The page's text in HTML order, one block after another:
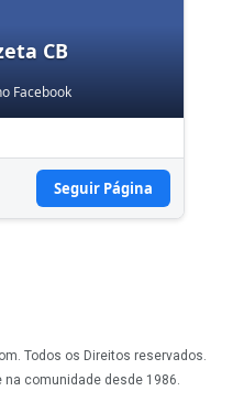
CB
Facebook
Seguir Página
Todos os Direitos reservados.
na comunidade desde 1986.